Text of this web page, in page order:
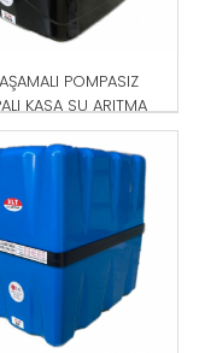
POMPASIZ
KASA SU ARITMA
KIRMIZI -SİYAH